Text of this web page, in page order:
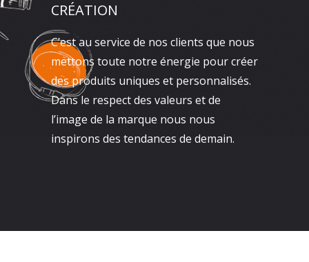
CRÉATION
C’est au service de nos clients que nous
mettons toute notre énergie pour créer
des produits uniques et personnalisés.
Dans le respect des valeurs et de
l’image de la marque nous nous
inspirons des tendances de demain.